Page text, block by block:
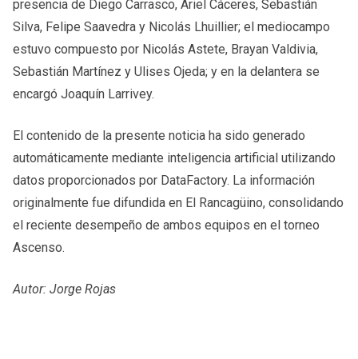
presencia de Diego Carrasco, Ariel Cáceres, Sebastián
Silva, Felipe Saavedra y Nicolás Lhuillier; el mediocampo
estuvo compuesto por Nicolás Astete, Brayan Valdivia,
Sebastián Martínez y Ulises Ojeda; y en la delantera se
encargó Joaquín Larrivey.
El contenido de la presente noticia ha sido generado
automáticamente mediante inteligencia artificial utilizando
datos proporcionados por DataFactory. La información
originalmente fue difundida en El Rancagüino, consolidando
el reciente desempeño de ambos equipos en el torneo
Ascenso.
Autor: Jorge Rojas